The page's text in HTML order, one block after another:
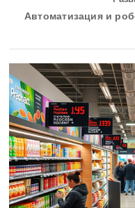
Автоматизация и